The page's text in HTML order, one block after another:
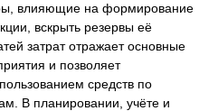
влияющие на формирование
вскрыть резервы её
затрат отражает основные
и позволяет
средств по
В планировании, учёте и